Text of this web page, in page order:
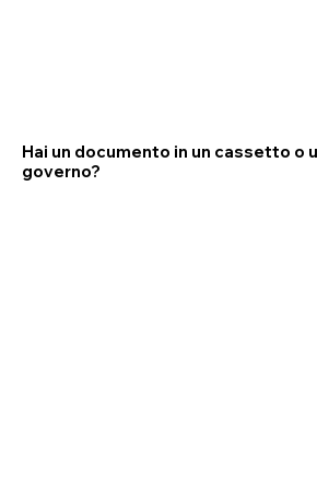
Hai un documento in un cassetto o
governo?